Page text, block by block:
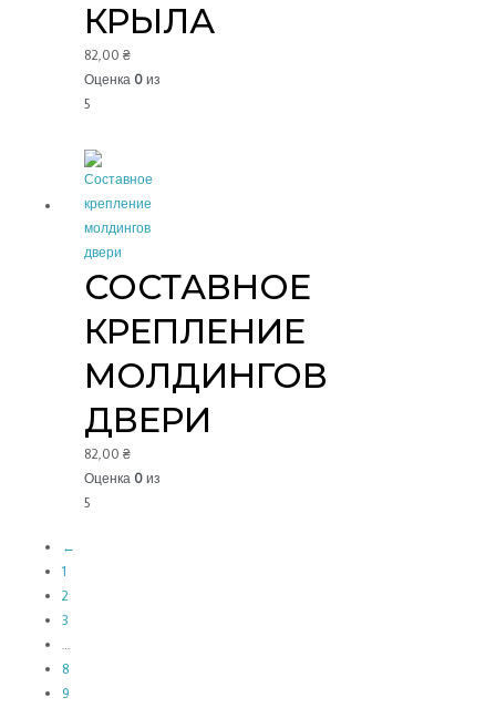
КРЫЛА
82,00 ₴
Оценка 0 из
5
СОСТАВНОЕ
КРЕПЛЕНИЕ
МОЛДИНГОВ
ДВЕРИ
82,00 ₴
Оценка 0 из
5
←
1
2
3
…
8
9